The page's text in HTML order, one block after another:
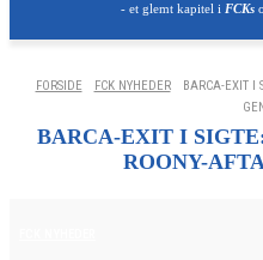
- et glemt kapitel i FCKs
FORSIDE FCK NYHEDER
BARCA-EXIT I
BARCA-EXIT I
ROONY-